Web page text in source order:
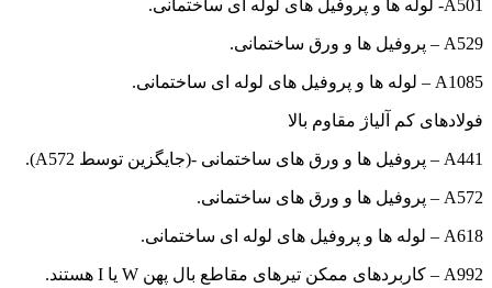
A501- لوله ها و پروفیل های لوله ای ساختمانی.
A529 – پروفیل ها و ورق ساختمانی.
A1085 – لوله ها و پروفیل های لوله ای ساختمانی.
فولادهای کم آلیاژ مقاوم بالا
A441 – پروفیل ها و ورق های ساختمانی -(جایگزین توسط A572).
A572 – پروفیل ها و ورق های ساختمانی.
A618 – لوله ها و پروفیل های لوله ای ساختمانی.
A992 – کاربردهای ممکن تیرهای مقاطع بال پهن W یا I هستند.